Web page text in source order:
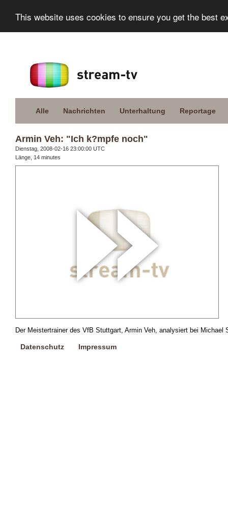
This website uses cookies to ensure you get the best
Alle Nachrichten Unterhaltung Reportage
Armin Veh: "Ich k?mpfe noch"
Dienstag, 2008-02-16 23:00:00 UTC
Länge, 14 minutes
Der Meistertrainer des VfB Stuttgart, Armin Veh, analysiert bei
Datenschutz Impressum